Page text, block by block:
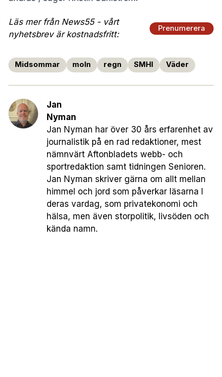
Läs mer från News55 - vårt
nyhetsbrev är kostnadsfritt:
Prenumerera
Midsommar moln regn SMHI Väder
Jan
Nyman
Jan Nyman har över 30 års erfarenhet av
journalistik på en rad redaktioner, mest
nämnvärt Aftonbladets webb- och
sportredaktion samt tidningen Senioren.
Jan Nyman skriver gärna om allt mellan
himmel och jord som påverkar läsarna I
deras vardag, som privatekonomi och
hälsa, men även storpolitik, livsöden och
kända namn.